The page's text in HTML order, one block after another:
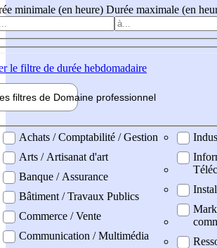
minimale (en heure) Durée maximale (en
le filtre de durée hebdomadaire
filtres de Domaine professionnel
professionel
Achats / Comptabilité / Gestion
Arts / Artisanat d'art
Banque / Assurance
Bâtiment / Travaux Publics
Commerce / Vente
Communication / Multimédia